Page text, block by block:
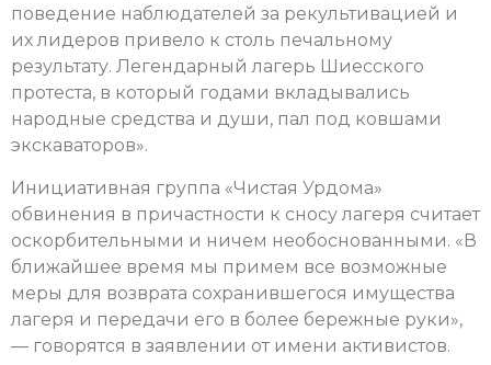
поведение наблюдателей за рекультивацией и
их лидеров привело к столь печальному
результату. Легендарный лагерь Шиесского
протеста, в который годами вкладывались
народные средства и души, пал под ковшами
экскаваторов».
Инициативная группа «Чистая Урдома»
обвинения в причастности к сносу лагеря считает
оскорбительными и ничем необоснованными. «В
ближайшее время мы примем все возможные
меры для возврата сохранившегося имущества
лагеря и передачи его в более бережные руки»,
— говорятся в заявлении от имени активистов.